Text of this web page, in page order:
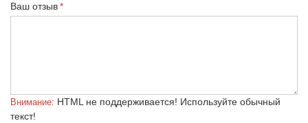
Ваш отзыв
Внимание: HTML не поддерживается! Используйте обычный
текст!